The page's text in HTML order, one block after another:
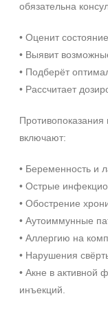
обязательна
• Оценит
• Выявит
• Подберёт
• Рассчитает
включают:
• Беременность и
• Острые
• Обострение
• Аутоиммунные
• Аллергию на
• Нарушения
• Акне в активной
инъекций.